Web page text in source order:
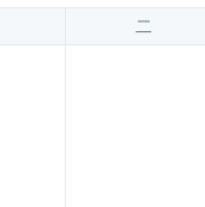
二